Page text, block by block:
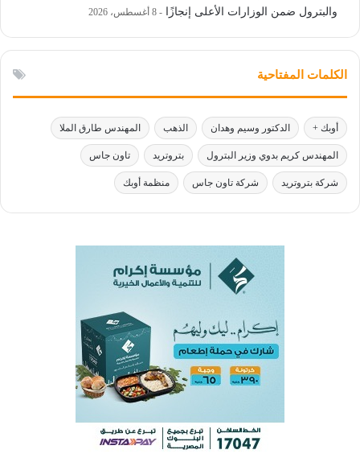
والبترول ضمن الوزارات الأعلى إنجازًا
8 أغسطس، 2026
الكلمات المفتاحية
أوبك + الدكتور وسيم وهدان الذهب المهندس طارق الملا
المهندس كريم بدوي وزير البترول بتروتريد تاون جاس
شركة بتروتريد شركة تاون جاس منظمة أوبك